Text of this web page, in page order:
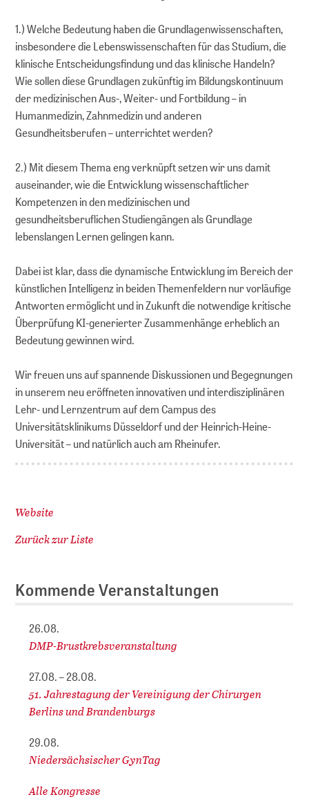
1.) Welche Bedeutung haben die Grundlagenwissenschaften,
insbesondere die Lebenswissenschaften für das Studium, die
klinische Entscheidungsfindung und das klinische Handeln?
Wie sollen diese Grundlagen zukünftig im Bildungskontinuum
der medizinischen Aus-, Weiter- und Fortbildung – in
Humanmedizin, Zahnmedizin und anderen
Gesundheitsberufen – unterrichtet werden?
2.) Mit diesem Thema eng verknüpft setzen wir uns damit
auseinander, wie die Entwicklung wissenschaftlicher
Kompetenzen in den medizinischen und
gesundheitsberuflichen Studiengängen als Grundlage
lebenslangen Lernen gelingen kann.
Dabei ist klar, dass die dynamische Entwicklung im Bereich der
künstlichen Intelligenz in beiden Themenfeldern nur vorläufige
Antworten ermöglicht und in Zukunft die notwendige kritische
Überprüfung KI-generierter Zusammenhänge erheblich an
Bedeutung gewinnen wird.
Wir freuen uns auf spannende Diskussionen und Begegnungen
in unserem neu eröffneten innovativen und interdisziplinären
Lehr- und Lernzentrum auf dem Campus des
Universitätsklinikums Düsseldorf und der Heinrich-Heine-
Universität – und natürlich auch am Rheinufer.
Website
Zurück zur Liste
Kommende Veranstaltungen
26.08.
DMP-Brustkrebsveranstaltung
27.08. – 28.08.
51. Jahrestagung der Vereinigung der Chirurgen
Berlins und Brandenburgs
29.08.
Niedersächsischer GynTag
Alle Kongresse